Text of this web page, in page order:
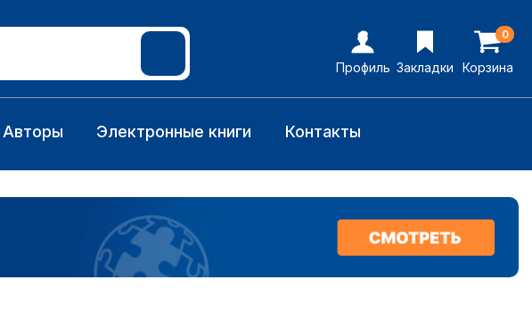
Профиль Закладки
0
Корзина
Авторы Электронные книги Контакты